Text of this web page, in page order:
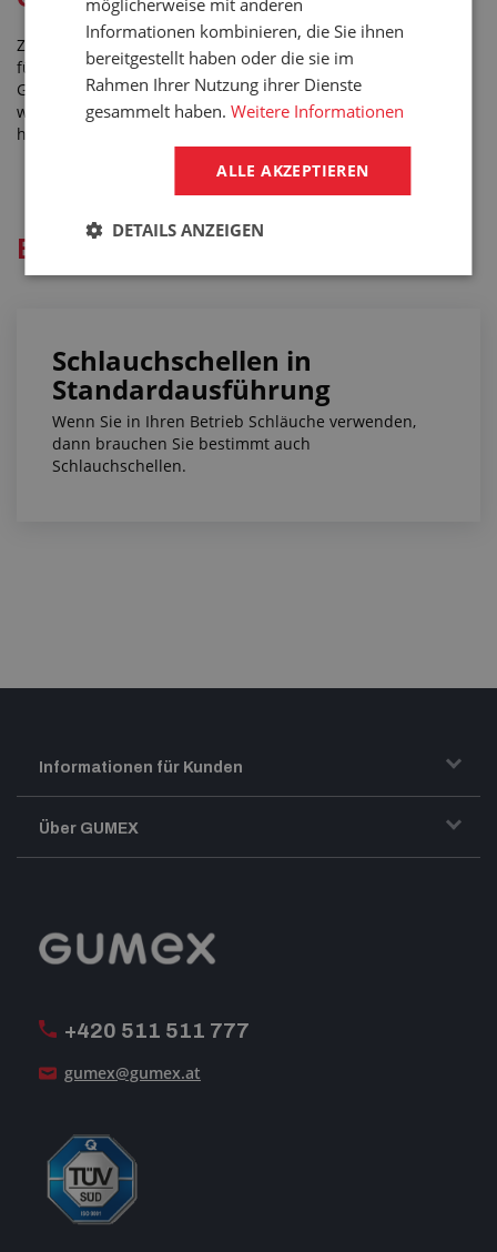
Zu Druckluftschläuchen, die die Druckluft zu Kompressoren
führen, eignen sich hervorragend die Klemmschellen aus
Gussmaterial. Sie sind robust, halten ausgezeichnet auch
wenn sie grob gehandhabt werden oder auf den Boden
heruntergefallen sind usw.
Blog und Beratungsservice
Schlauchschellen in
Standardausführung
Wenn Sie in Ihren Betrieb Schläuche verwenden,
dann brauchen Sie bestimmt auch
Schlauchschellen.
+420 511 511 777
gumex@gumex.at
Informationen für Kunden
Transport und Warenversand
Reklamation
Über GUMEX
GUMEX stellt sich vor
möglicherweise mit anderen
Informationen kombinieren, die Sie ihnen
bereitgestellt haben oder die sie im
Rahmen Ihrer Nutzung ihrer Dienste
gesammelt haben.Weitere Informationen
ALLE AKZEPTIEREN
DETAILS ANZEIGEN